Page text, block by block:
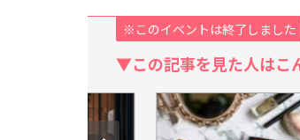
※このイベントは終了しました
▼この記事を見た人はこ